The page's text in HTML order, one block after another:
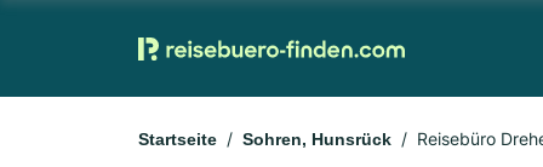
Startseite Sohren, Hunsrück Reisebüro